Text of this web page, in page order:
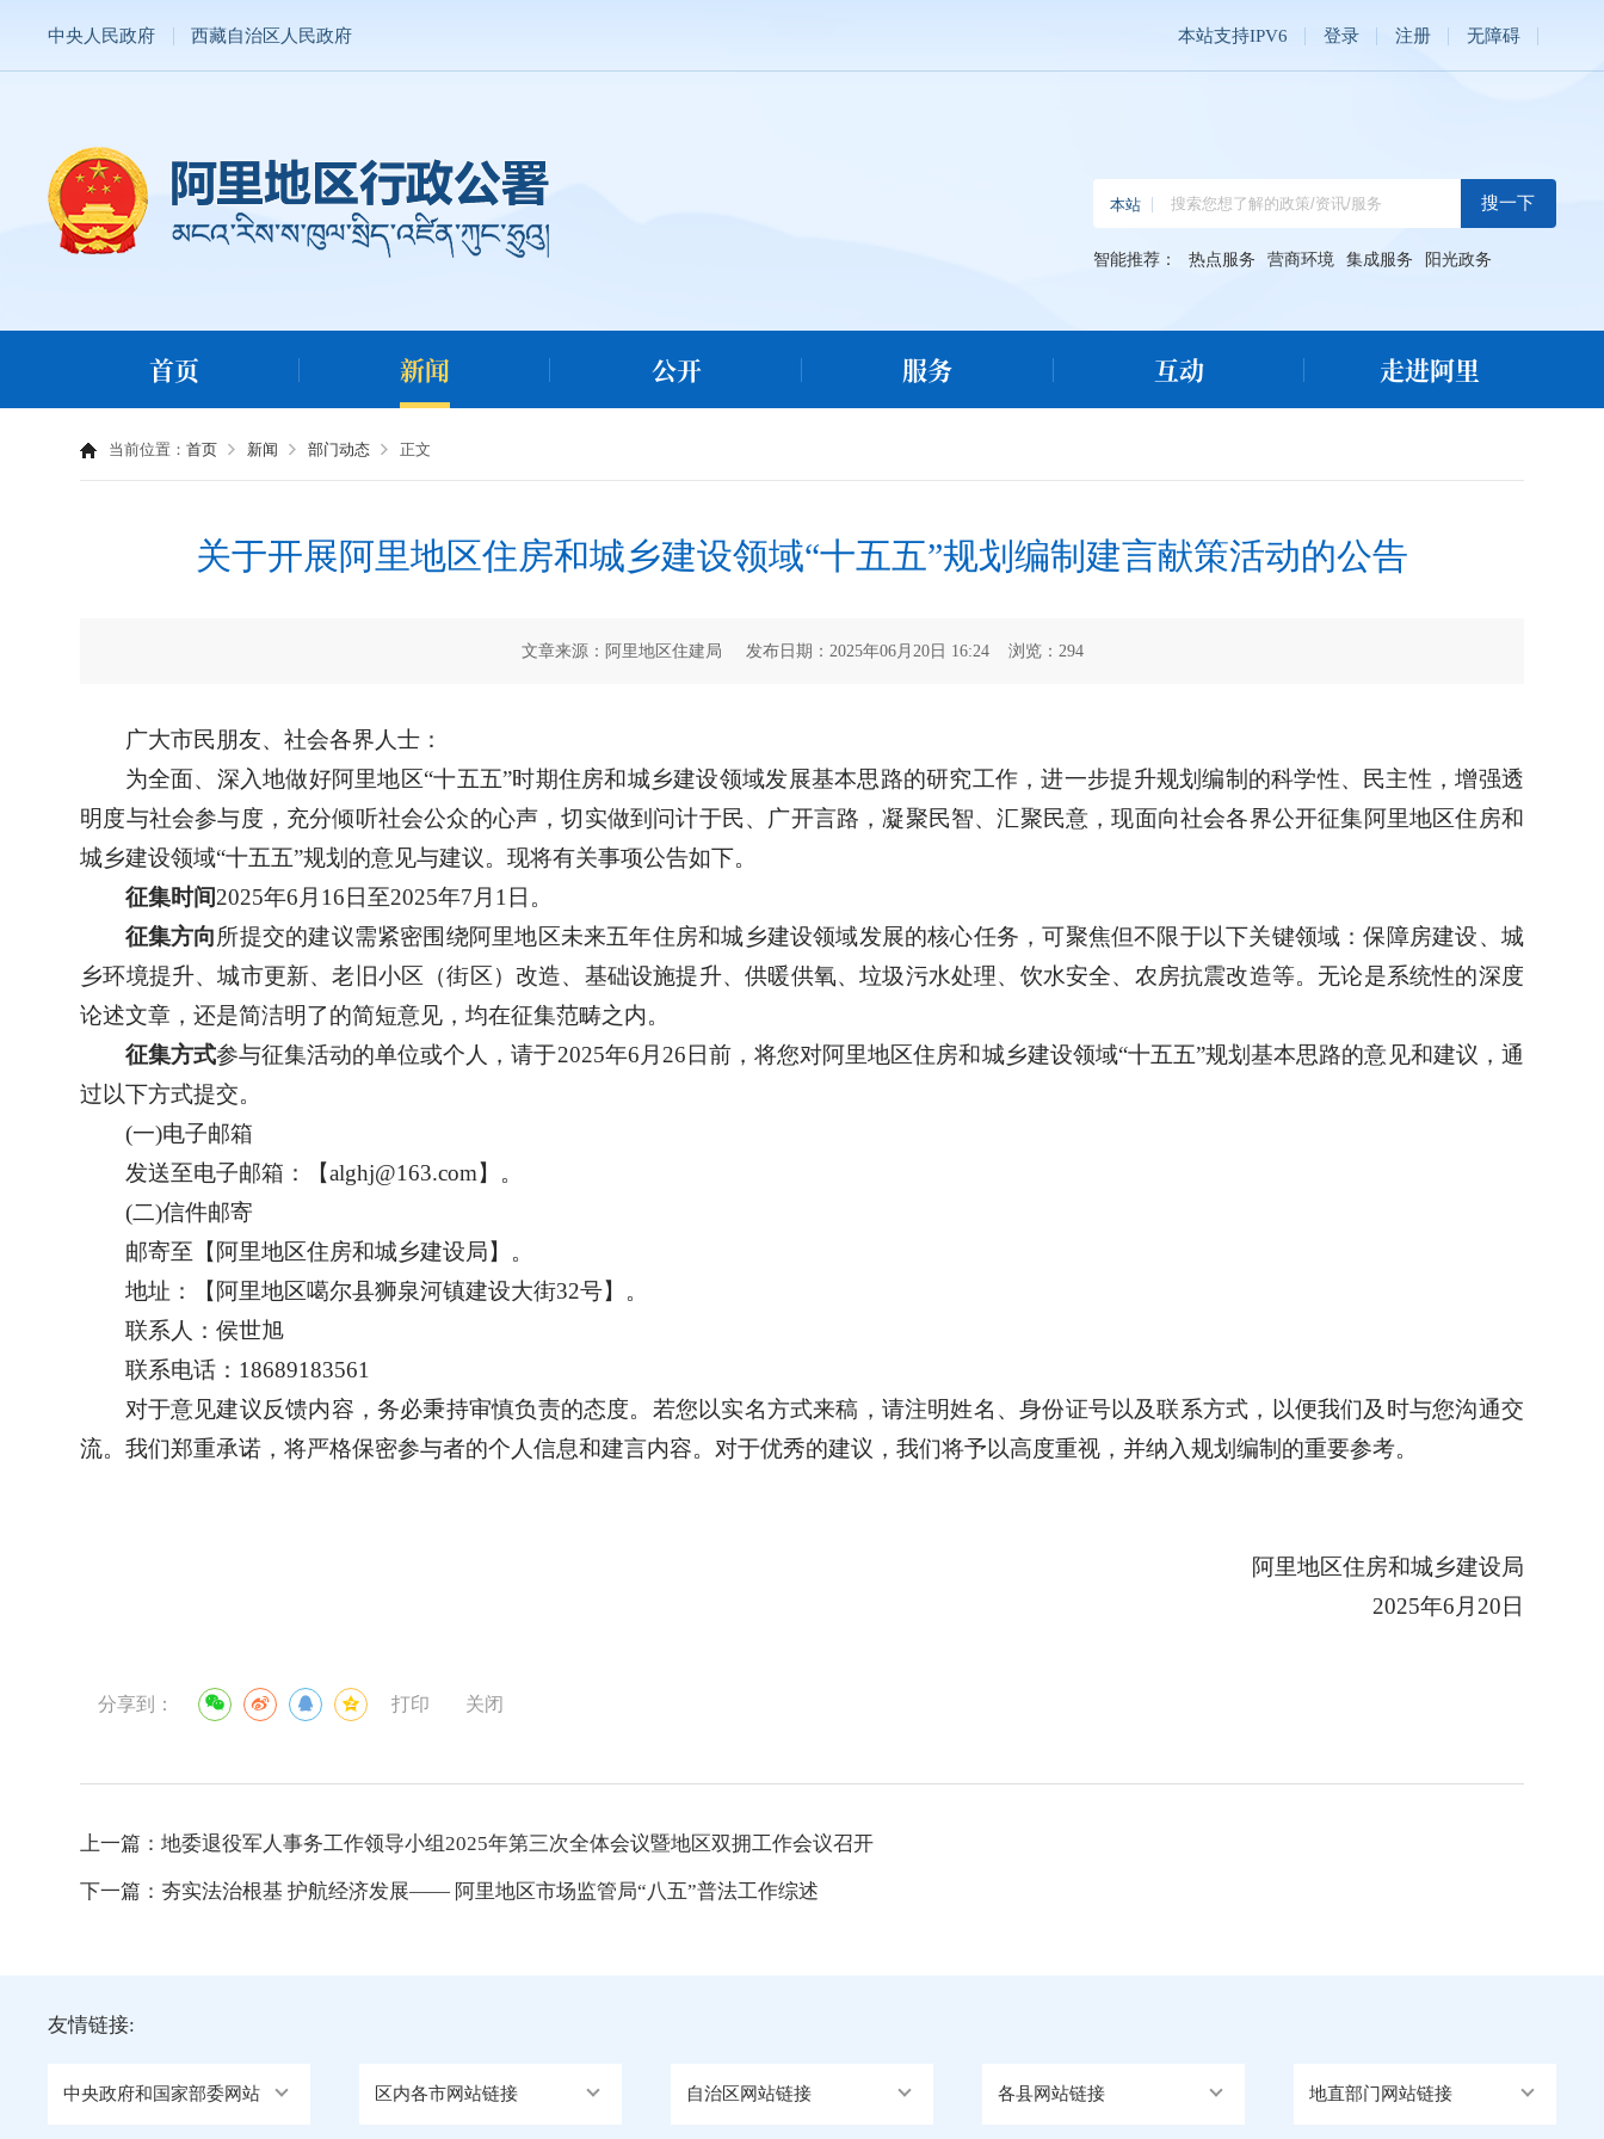
中央人民政府 西藏自治区人民政府 本站支持IPV6 登录 注册 无障碍
智能推荐： 热点服务 营商环境 集成服务 阳光政务
首页 新闻 公开 服务 互动 走进阿里
当前位置：首页 新闻 部门动态 正文
关于开展阿里地区住房和城乡建设领域“十五五”规划编制建言献策活动的公告
文章来源：阿里地区住建局 发布日期：2025年06月20日 16:24 浏览： 294
广大市民朋友、社会各界人士：
为全面、深入地做好阿里地区“十五五”时期住房和城乡建设领域发展基本思路的研究工作，进一步提升规划编制的科学性、民主性，增强透
明度与社会参与度，充分倾听社会公众的心声，切实做到问计于民、广开言路，凝聚民智、汇聚民意，现面向社会各界公开征集阿里地区住房和
城乡建设领域“十五五”规划的意见与建议。现将有关事项公告如下。
征集时间2025年6月16日至2025年7月1日。
征集方向所提交的建议需紧密围绕阿里地区未来五年住房和城乡建设领域发展的核心任务，可聚焦但不限于以下关键领域：保障房建设、城
乡环境提升、城市更新、老旧小区（街区）改造、基础设施提升、供暖供氧、垃圾污水处理、饮水安全、农房抗震改造等。无论是系统性的深度
论述文章，还是简洁明了的简短意见，均在征集范畴之内。
征集方式参与征集活动的单位或个人，请于2025年6月26日前，将您对阿里地区住房和城乡建设领域“十五五”规划基本思路的意见和建议，通
过以下方式提交。
(一)电子邮箱
发送至电子邮箱：【alghj@163.com】。
(二)信件邮寄
邮寄至【阿里地区住房和城乡建设局】。
地址：【阿里地区噶尔县狮泉河镇建设大街32号】。
联系人：侯世旭
联系电话：18689183561
对于意见建议反馈内容，务必秉持审慎负责的态度。若您以实名方式来稿，请注明姓名、身份证号以及联系方式，以便我们及时与您沟通交
流。我们郑重承诺，将严格保密参与者的个人信息和建言内容。对于优秀的建议，我们将予以高度重视，并纳入规划编制的重要参考。
阿里地区住房和城乡建设局
2025年6月20日
分享到： 打印 关闭
上一篇：地委退役军人事务工作领导小组2025年第三次全体会议暨地区双拥工作会议召开
下一篇： 夯实法治根基 护航经济发展—— 阿里地区市场监管局“八五”普法工作综述
友情链接:
中央政府和国家部委网站 区内各市网站链接 自治区网站链接 各县网站链接 地直部门网站链接